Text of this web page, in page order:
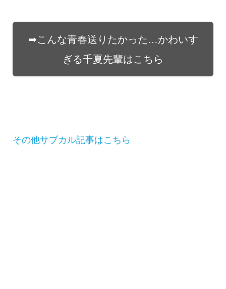
➡こんな青春送りたかった…かわいす
ぎる千夏先輩はこちら
その他サブカル記事はこちら